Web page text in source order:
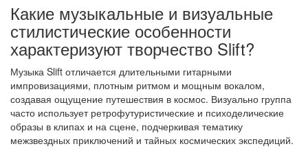
Какие музыкальные и визуальные
стилистические особенности
характеризуют творчество Slift?
Музыка Slift отличается длительными гитарными
импровизациями, плотным ритмом и мощным вокалом,
создавая ощущение путешествия в космос. Визуально группа
часто использует ретрофутуристические и психоделические
образы в клипах и на сцене, подчеркивая тематику
межзвездных приключений и тайных космических экспедиций.